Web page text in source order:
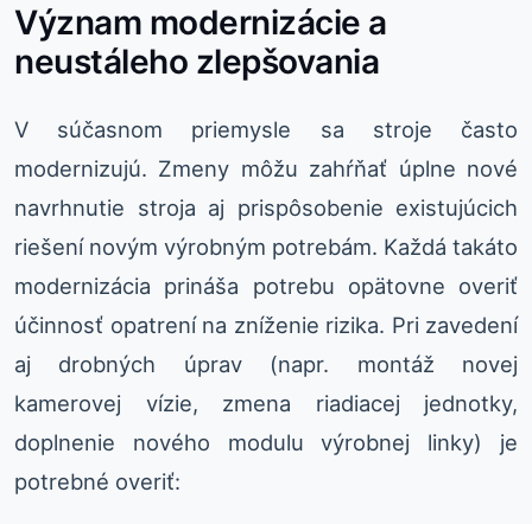
Význam modernizácie a
neustáleho zlepšovania
V súčasnom priemysle sa stroje často
modernizujú. Zmeny môžu zahŕňať úplne nové
navrhnutie stroja aj prispôsobenie existujúcich
riešení novým výrobným potrebám. Každá takáto
modernizácia prináša potrebu opätovne overiť
účinnosť opatrení na zníženie rizika. Pri zavedení
aj drobných úprav (napr. montáž novej
kamerovej vízie, zmena riadiacej jednotky,
doplnenie nového modulu výrobnej linky) je
potrebné overiť: